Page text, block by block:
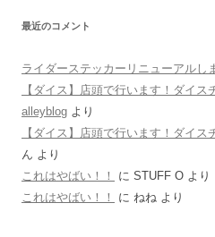
最近のコメント
ライダーステッカーリニューアルし
【ダイス】店頭で行います！ダイス
alleyblog より
【ダイス】店頭で行います！ダイス
ん より
これはやばい！！
に STUFF O より
これはやばい！！
に ねね より